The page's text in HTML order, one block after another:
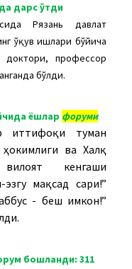
дарс ўтди
Рязань давлат
ўқув ишлари бўйича
доктори, профессор
бўлди.
ёшлар форуми
иттифоқи туман
ва Халқ
кенгаши
мақсад сари!”
- беш имкон!”
бошланди: 311